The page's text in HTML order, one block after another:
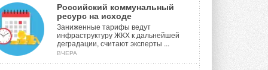
Российский коммунальный
ресурс на исходе
Заниженные тарифы ведут
инфраструктуру ЖКХ к дальнейшей
деградации, считают эксперты ...
ВЧЕРА